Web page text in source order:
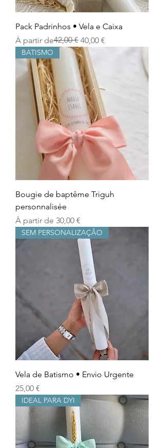
Pack Padrinhos • Vela e Caixa
À partir de
Prix original42,00 € 40,00 €
Prix promotionnel
BATISMO
Bougie de baptême Triguh
personnalisée
À partir de 30,00 €
Prix promotionnel
SEM PERSONALIZAÇÃO
Vela de Batismo • Envio Urgente
Prix
25,00 €
IDEAL PARA DYI